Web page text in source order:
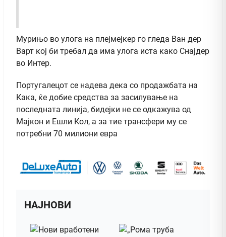
Мурињо во улога на плејмејкер го гледа Ван дер
Варт кој би требал да има улога иста како Снајдер
во Интер.
Португалецот се надева дека со продажбата на
Кака, ќе добие средства за засилување на
последната линија, бидејки не се одкажува од
Мајкон и Ешли Кол, а за тие трансфери му се
потребни 70 милиони евра
НАЈНОВИ